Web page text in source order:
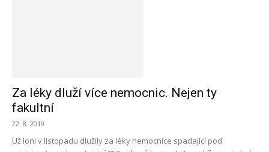
Za léky dluží více nemocnic. Nejen ty
fakultní
22. 8. 2019
Už loni v listopadu dlužily za léky nemocnice spadající pod